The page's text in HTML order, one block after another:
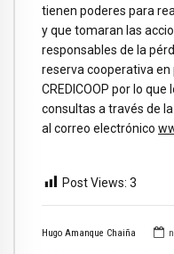
Hugo Amanque Chaiña
tienen poderes para
y que tomaran las
responsables de la
reserva cooperativa en
CREDICOOP por lo
consultas a través de
al correo electrónico
Post Views: 3